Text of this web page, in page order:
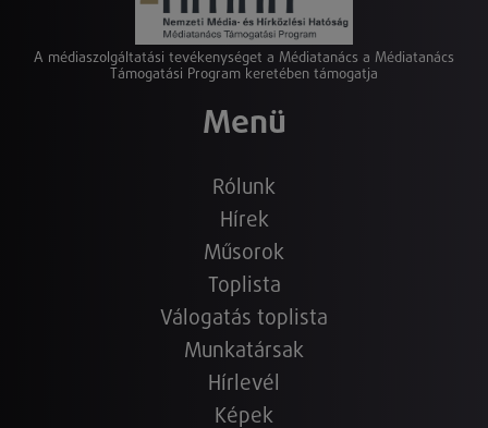
A médiaszolgáltatási tevékenységet a Médiatanács a Médiatanács
Támogatási Program keretében támogatja
Menü
Rólunk
Hírek
Műsorok
Toplista
Válogatás toplista
Munkatársak
Hírlevél
Képek